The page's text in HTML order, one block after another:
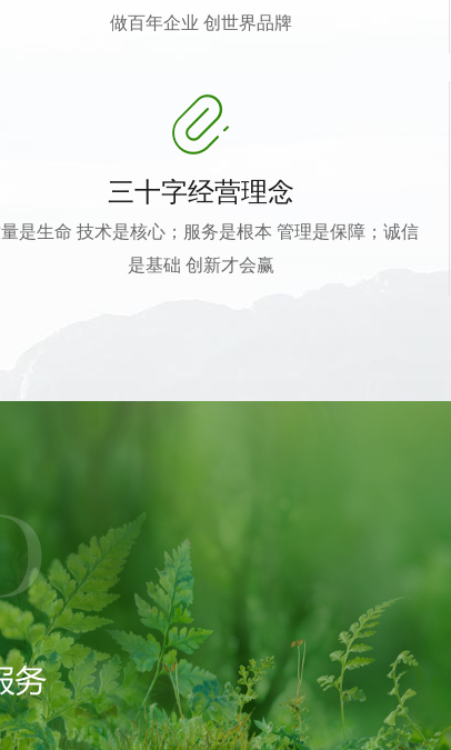
做百年企业 创世界品牌
三十字经营理念
量是生命 技术是核心；服务是根本 管理是保障；诚信
是基础 创新才会赢